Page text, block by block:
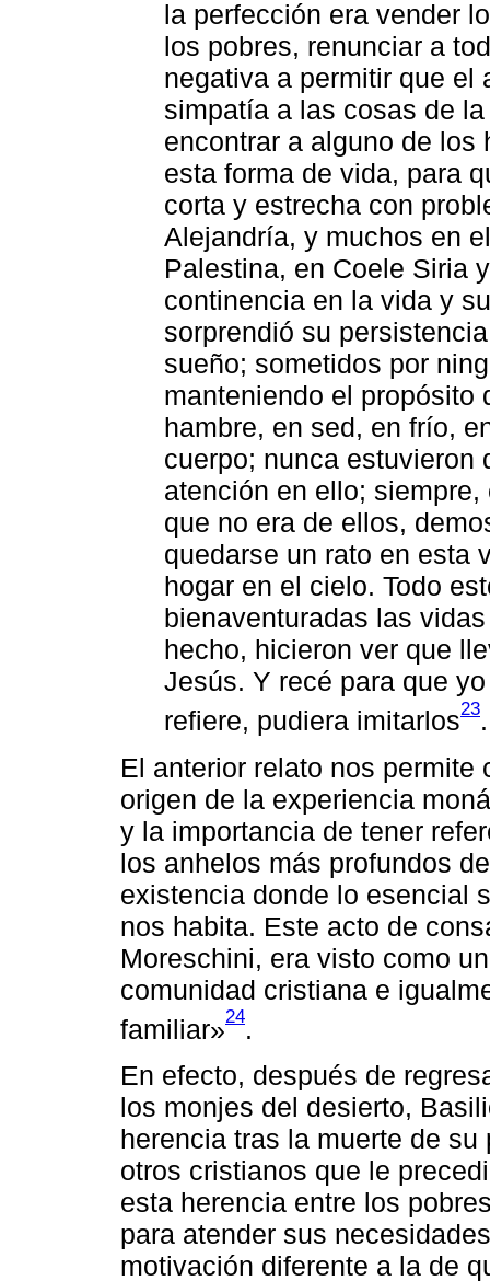
la perfección era vender
los pobres, renunciar a
negativa a permitir que el
simpatía a las cosas de
encontrar a alguno de los
esta forma de vida, para
corta y estrecha con
Alejandría, y muchos en
Palestina, en Coele Siria
continencia en la vida y
sorprendió su
sueño; sometidos por
manteniendo el propósito
hambre, en sed, en frío,
cuerpo; nunca estuvieron
atención en ello;
que no era de ellos,
quedarse un rato en esta
hogar en el cielo. Todo
bienaventuradas las
hecho, hicieron ver que
Jesús. Y recé para que
refiere, pudiera imitarlos23.
El anterior relato nos permite
origen de la experiencia
y la importancia de tener
los anhelos más profundos
existencia donde lo esencial
nos habita. Este acto de
Moreschini, era visto como
comunidad cristiana e
familiar»24.
En efecto, después de
los monjes del desierto,
herencia tras la muerte de
otros cristianos que le
esta herencia entre los
para atender sus
motivación diferente a la de